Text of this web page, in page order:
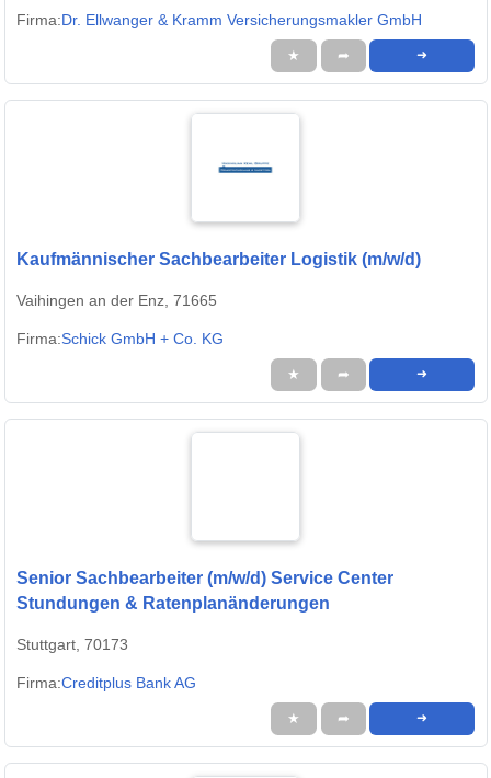
Firma:Dr. Ellwanger & Kramm Versicherungsmakler GmbH
★ ➦ ➜
Kaufmännischer Sachbearbeiter Logistik (m/w/d)
Vaihingen an der Enz, 71665
Firma:Schick GmbH + Co. KG
★ ➦ ➜
Senior Sachbearbeiter (m/w/d) Service Center
Stundungen & Ratenplanänderungen
Stuttgart, 70173
Firma:Creditplus Bank AG
★ ➦ ➜